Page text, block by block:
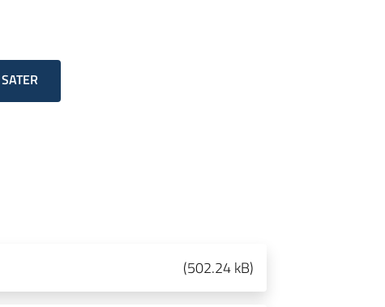
(502.24 kB)